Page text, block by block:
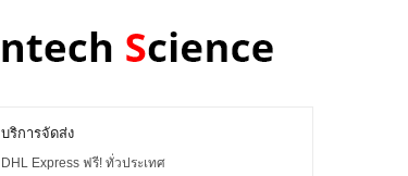
บริการจัดส่ง
DHL Express ฟรี! ทั่วประเทศ